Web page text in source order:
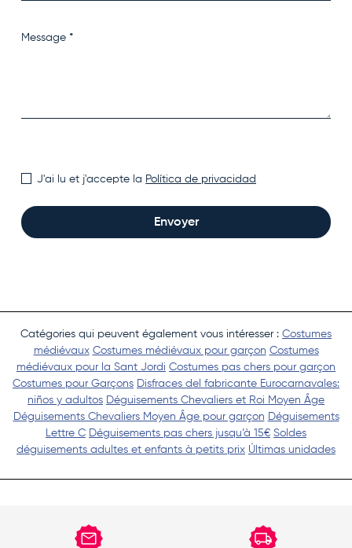
J'ai lu et j'accepte la Política de privacidad
Envoyer
Catégories qui peuvent également vous intéresser : Costumes
médiévaux Costumes médiévaux pour garçon Costumes
médiévaux pour la Sant Jordi Costumes pas chers pour garçon
Costumes pour Garçons Disfraces del fabricante Eurocarnavales:
niños y adultos Déguisements Chevaliers et Roi Moyen Âge
Déguisements Chevaliers Moyen Âge pour garçon Déguisements
Lettre C Déguisements pas chers jusqu’à 15€ Soldes
déguisements adultes et enfants à petits prix Últimas unidades